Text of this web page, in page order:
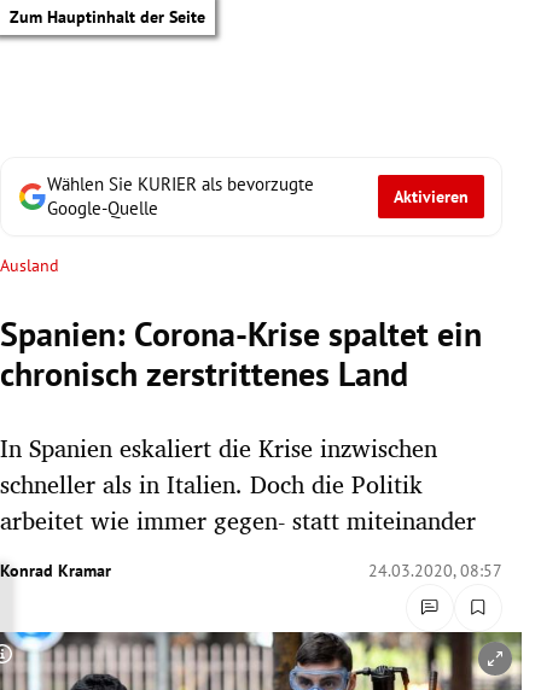
Zum Hauptinhalt der Seite
Untermenü
Untermenü
Untermenü
Wählen Sie KURIER als bevorzugte
Google-Quelle
Aktivieren
Ausland
Spanien: Corona-Krise spaltet ein
chronisch zerstrittenes Land
In Spanien eskaliert die Krise inzwischen
schneller als in Italien. Doch die Politik
arbeitet wie immer gegen- statt miteinander
Konrad Kramar 24.03.2020, 08:57
Copyright-Hinweis öffnen/schließen